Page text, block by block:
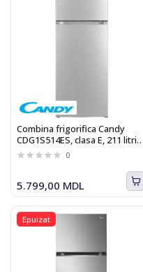
Combina frigorifica Candy
CDG1S514ES, clasa E, 211 litri,
H 143 cm, argintiu
0
5.799,00 MDL
Epuizat